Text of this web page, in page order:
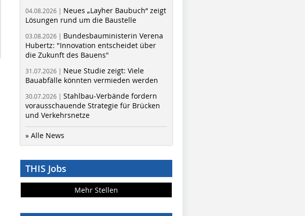
04.08.2026 | Neues „Layher Baubuch“ zeigt
Lösungen rund um die Baustelle
03.08.2026 | Bundesbauministerin Verena
Hubertz: "Innovation entscheidet über
die Zukunft des Bauens"
31.07.2026 | Neue Studie zeigt: Viele
Bauabfälle könnten vermieden werden
30.07.2026 | Stahlbau-Verbände fordern
vorausschauende Strategie für Brücken
und Verkehrsnetze
» Alle News
THIS Jobs
Mehr Stellen